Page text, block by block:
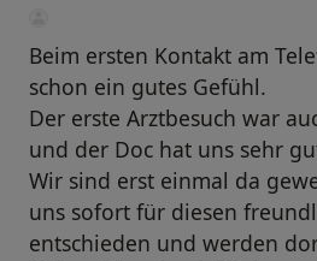
Beim ersten Kontakt am
schon ein gutes Gefühl.
Der erste Arztbesuch war
und der Doc hat uns sehr
Wir sind erst einmal da
uns sofort für diesen
entschieden und werden